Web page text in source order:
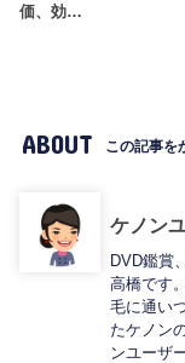
価、効…
ABOUT この記事を
ケノン
DVD鑑賞
高橋です
毛に通い
たケノン
ンユーザ